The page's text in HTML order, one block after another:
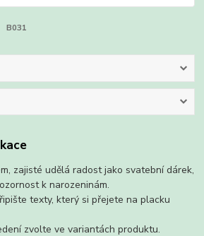
B031
zajisté udělá radost jako svatební dárek,
k narozeninám.
texty, který si přejete na placku
zvolte ve variantách produktu.